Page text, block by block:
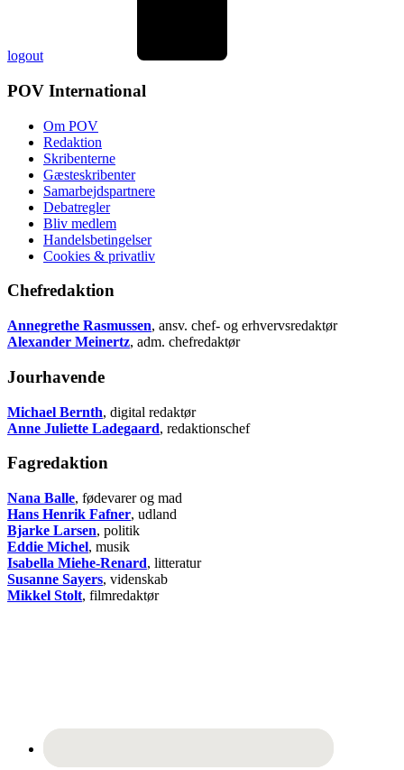
logout
POV International
Om POV
Redaktion
Skribenterne
Gæsteskribenter
Samarbejdspartnere
Debatregler
Bliv medlem
Handelsbetingelser
Cookies & privatliv
Chefredaktion
Annegrethe Rasmussen, ansv. chef- og erhvervsredaktør
Alexander Meinertz, adm. chefredaktør
Jourhavende
Michael Bernth, digital redaktør
Anne Juliette Ladegaard, redaktionschef
Fagredaktion
Nana Balle, fødevarer og mad
Hans Henrik Fafner, udland
Bjarke Larsen, politik
Eddie Michel, musik
Isabella Miehe-Renard, litteratur
Susanne Sayers, videnskab
Mikkel Stolt, filmredaktør